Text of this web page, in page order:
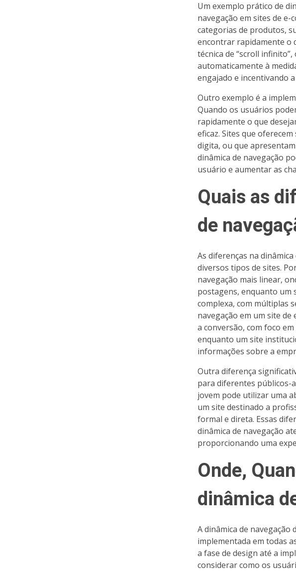
Um exemplo prático de
navegação em sites de e-
categorias de produtos,
encontrar rapidamente o
técnica de “scroll
automaticamente à
engajado e incentivando
Outro exemplo é a
Quando os usuários
rapidamente o que
eficaz. Sites que
digita, ou que
dinâmica de navegação
usuário e aumentar as
Quais as
de
As diferenças na
diversos tipos de sites.
navegação mais linear,
postagens, enquanto
complexa, com múltiplas
navegação em um site
a conversão, com foco
enquanto um site
informações sobre a
Outra diferença
para diferentes públicos-
jovem pode utilizar uma
um site destinado a
formal e direta. Essas
dinâmica de navegação
proporcionando uma
Onde,
dinâmica
A dinâmica de navegação
implementada em todas
a fase de design até a
considerar como os